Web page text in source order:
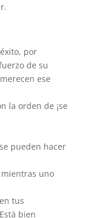
por
de su
ese
la orden de ¡se
pueden hacer
uno
tus
bien